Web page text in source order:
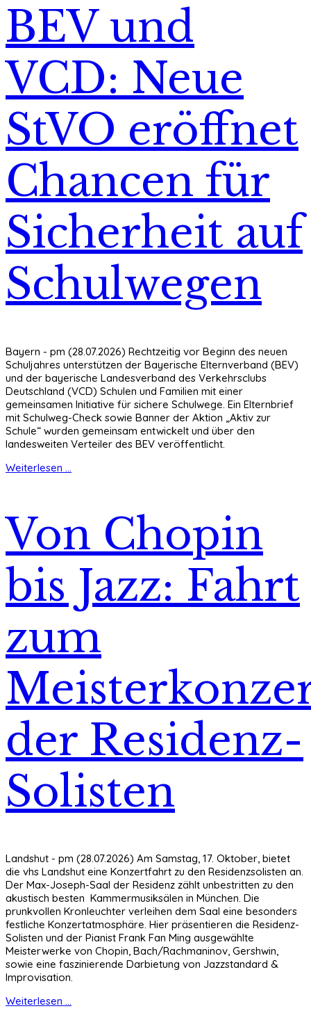
BEV und
VCD: Neue
StVO eröffnet
Chancen für
Sicherheit auf
Schulwegen
Bayern - pm (28.07.2026) Rechtzeitig vor Beginn des neuen
Schuljahres unterstützen der Bayerische Elternverband (BEV)
und der bayerische Landesverband des Verkehrsclubs
Deutschland (VCD) Schulen und Familien mit einer
gemeinsamen Initiative für sichere Schulwege. Ein Elternbrief
mit Schulweg-Check sowie Banner der Aktion „Aktiv zur
Schule“ wurden gemeinsam entwickelt und über den
landesweiten Verteiler des BEV veröffentlicht.
Weiterlesen ...
Von Chopin
bis Jazz: Fahrt
zum
der Residenz-
Solisten
Landshut - pm (28.07.2026) Am Samstag, 17. Oktober, bietet
die vhs Landshut eine Konzertfahrt zu den Residenzsolisten an.
Der Max-Joseph-Saal der Residenz zählt unbestritten zu den
akustisch besten Kammermusiksälen in München. Die
prunkvollen Kronleuchter verleihen dem Saal eine besonders
festliche Konzertatmosphäre. Hier präsentieren die Residenz-
Solisten und der Pianist Frank Fan Ming ausgewählte
Meisterwerke von Chopin, Bach/Rachmaninov, Gershwin,
sowie eine faszinierende Darbietung von Jazzstandard &
Improvisation.
Weiterlesen ...